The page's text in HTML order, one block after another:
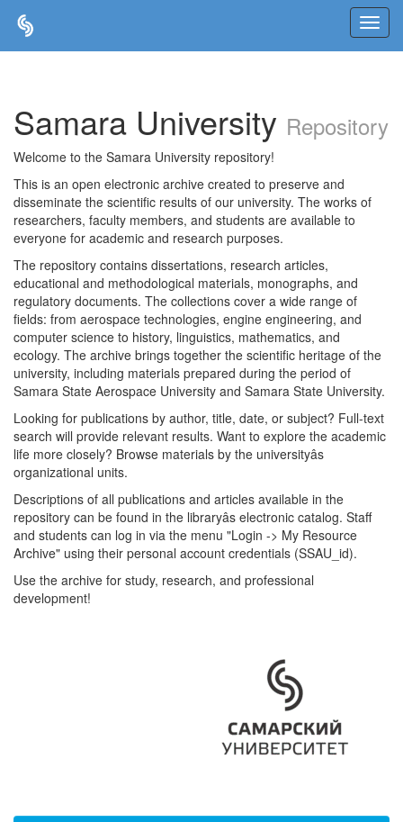
Samara University Repository
Welcome to the Samara University repository!
This is an open electronic archive created to preserve and
disseminate the scientific results of our university. The works of
researchers, faculty members, and students are available to
everyone for academic and research purposes.
The repository contains dissertations, research articles,
educational and methodological materials, monographs, and
regulatory documents. The collections cover a wide range of
fields: from aerospace technologies, engine engineering, and
computer science to history, linguistics, mathematics, and
ecology. The archive brings together the scientific heritage of the
university, including materials prepared during the period of
Samara State Aerospace University and Samara State University.
Looking for publications by author, title, date, or subject? Full-text
search will provide relevant results. Want to explore the academic
life more closely? Browse materials by the universityâs
organizational units.
Descriptions of all publications and articles available in the
repository can be found in the libraryâs electronic catalog. Staff
and students can log in via the menu "Login -> My Resource
Archive" using their personal account credentials (SSAU_id).
Use the archive for study, research, and professional
development!